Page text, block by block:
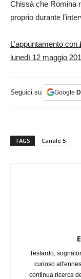
Chissà che Romina
proprio durante
L’appuntamento con
lunedì 12 maggio
Seguici su Google
TAGS Canale 5
Testardo,
curioso
continua ricerca